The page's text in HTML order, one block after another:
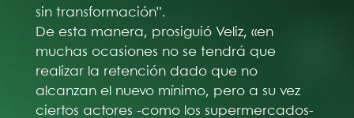
sin transformación”.
De esta manera, prosiguió Veliz, «en
muchas ocasiones no se tendrá que
realizar la retención dado que no
alcanzan el nuevo mínimo, pero a su vez
ciertos actores -como los supermercados-